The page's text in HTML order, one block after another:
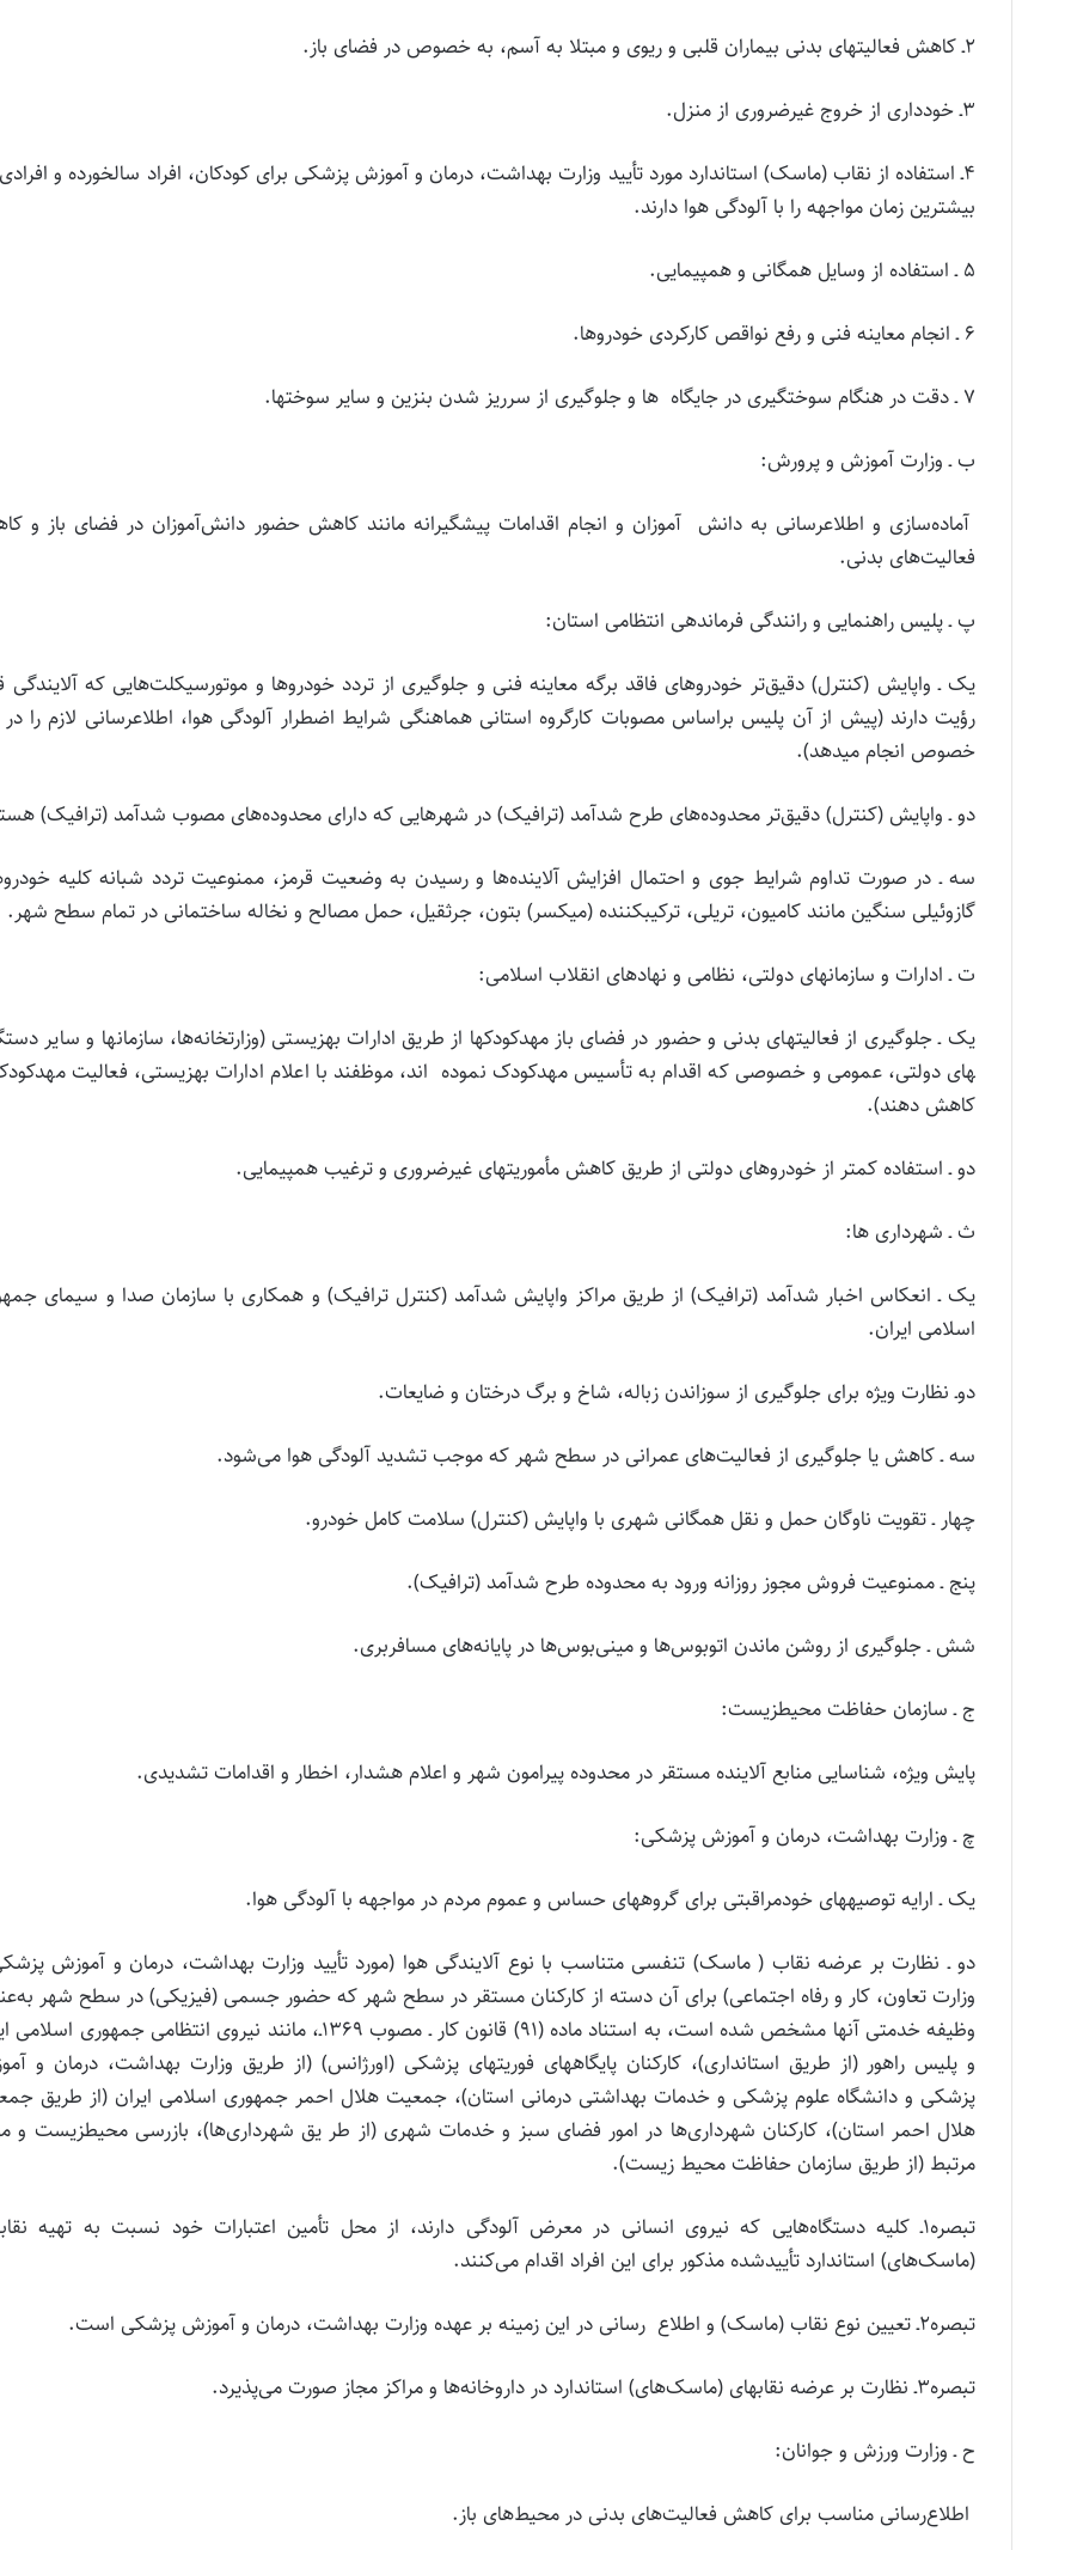
۲ـ کاهش فعالیت­های بدنی بیماران قلبی و ریوی و مبتلا به آسم، به خصوص در فضای باز.
۳ـ خودداری از خروج غیرضروری از منزل.
۴ـ استفاده از نقاب (ماسک) استاندارد مورد تأیید وزارت بهداشت، درمان و آموزش پزشکی برای کودکان، افراد سالخورده و
بیشترین زمان مواجهه را با آلودگی هوا دارند.
۵ ـ استفاده از وسایل همگانی و هم­پیمایی.
۶ ـ انجام معاینه فنی و رفع نواقص کارکردی خودروها.
۷ ـ دقت در هنگام سوختگیری در جایگاه ­ ها و جلوگیری از سرریز شدن بنزین و سایر سوخت­ها.
ب ـ وزارت آموزش و پرورش:
آماده­‌سازی و اطلاع­رسانی به دانش ­ آموزان و انجام اقدامات پیشگیرانه مانند کاهش حضور دانش‌آموزان در فضای باز و
فعالیت‌های بدنی.
پ ـ پلیس راهنمایی و رانندگی فرماندهی انتظامی استان:
یک ـ واپایش (کنترل) دقیق‌تر خودروهای فاقد برگه معاینه فنی و جلوگیری از تردد خودروها و موتورسیکلت‌هایی که آلایندگی
رؤیت دارند (پیش از آن پلیس براساس مصوبات کارگروه استانی هماهنگی شرایط اضطرار آلودگی هوا، اطلاع­رسانی لازم را در
خصوص انجام می­دهد).
دو ـ واپایش (کنترل) دقیق‌تر محدوده‌های طرح شدآمد (ترافیک) در شهرهایی که دارای محدوده‌های مصوب شدآمد (ترافیک)
سه ـ در صورت تداوم شرایط جوی و احتمال افزایش آلاینده‌ها و رسیدن به وضعیت قرمز، ممنوعیت تردد شبانه کلیه
گازوئیلی سنگین مانند کامیون، تریلی، ترکیب­کننده (میکسر) بتون، جرثقیل، حمل مصالح و نخاله ساختمانی در تمام سطح شهر.
ت ـ ادارات و سازمان­های دولتی، نظامی و نهادهای انقلاب اسلامی:
های دولتی، عمومی و خصوصی که اقدام به تأسیس مهدکودک نموده ­ اند، موظفند با اعلام ادارات بهزیستی، فعالیت
کاهش دهند).
دو ـ استفاده کمتر از خودروهای دولتی از طریق کاهش مأموریت­های غیرضروری و ترغیب هم­پیمایی.
ث ـ شهرداری­ ها:
یک ـ انعکاس اخبار شدآمد (ترافیک) از طریق مراکز واپایش شدآمد (کنترل ترافیک) و همکاری با سازمان صدا و سیمای
اسلامی ایران.
دوـ نظارت ویژه برای جلوگیری از سوزاندن زباله، شاخ و برگ درختان و ضایعات.
سه ـ کاهش یا جلوگیری از فعالیت‌های عمرانی در سطح شهر که موجب تشدید آلودگی هوا می‌­شود.
چهار ـ تقویت ناوگان حمل و نقل همگانی شهری با واپایش (کنترل) سلامت کامل خودرو.
پنج ـ ممنوعیت فروش مجوز روزانه ورود به محدوده طرح شدآمد (ترافیک).
شش ـ جلوگیری از روشن ماندن اتوبوس‌ها و مینی‌­بوس‌ها در پایانه‌های مسافربری.
ج ـ سازمان حفاظت محیط­زیست:
پایش ویژه، شناسایی منابع آلاینده مستقر در محدوده پیرامون شهر و اعلام هشدار، اخطار و اقدامات تشدیدی.
چ ـ وزارت بهداشت، درمان و آموزش پزشکی:
یک ـ ارایه توصیه­های خودمراقبتی برای گروه­های حساس و عموم مردم در مواجهه با آلودگی هوا.
دو ـ نظارت بر عرضه نقاب ( ماسک) تنفسی متناسب با نوع آلایندگی هوا (مورد تأیید وزارت بهداشت، درمان و آموزش
وزارت تعاون، کار و رفاه اجتماعی) برای آن دسته از کارکنان مستقر در سطح شهر که حضور جسمی (فیزیکی) در سطح شهر
وظیفه خدمتی آنها مشخص شده است، به استناد ماده (۹۱) قانون کار ـ مصوب ۱۳۶۹ـ، مانند نیروی انتظامی جمهوری
و پلیس راهور (از طریق استانداری)، کارکنان پایگاه­های فوریت­های پزشکی (اورژانس) (از طریق وزارت بهداشت، درمان و
پزشکی و دانشگاه علوم پزشکی و خدمات بهداشتی درمانی استان)، جمعیت هلال احمر جمهوری اسلامی ایران (از طریق
هلال احمر استان)، کارکنان شهرداری‌ها در امور فضای سبز و خدمات شهری (از طر یق شهرداری‌ها)، بازرسی محیط­زیست و
مرتبط (از طریق سازمان حفاظت محیط زیست).
تبصره۱ـ کلیه دستگاه‌هایی که نیروی انسانی در معرض آلودگی دارند، از محل تأمین اعتبارات خود نسبت به تهیه
(ماسک‌های) استاندارد تأییدشده مذکور برای این افراد اقدام می‌­کنند.
تبصره۲ـ تعیین نوع نقاب (ماسک) و اطلاع ­ رسانی در این زمینه بر عهده وزارت بهداشت، درمان و آموزش پزشکی است.
تبصره۳ـ نظارت بر عرضه نقاب­های (ماسک‌های) استاندارد در داروخانه‌ها و مراکز مجاز صورت می‌پذیرد.
ح ـ وزارت ورزش و جوانان:
اطلاع­‌رسانی مناسب برای کاهش فعالیت‌های بدنی در محیط‌های باز.